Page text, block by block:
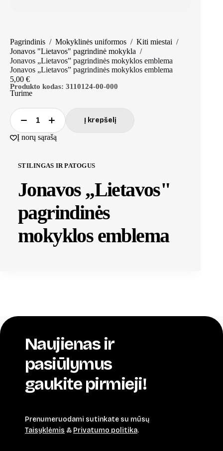
Pagrindinis / Mokyklinės uniformos / Kiti miestai /
Jonavos "Lietavos" pagrindinė mokykla /
Jonavos „Lietavos” pagrindinės mokyklos emblema
Jonavos „Lietavos” pagrindinės mokyklos emblema
Produkto kodas: 3110124-00-000
5,00 €
Turime
produkto
kiekis:
Jonavos
mokyklos
Į krepšelį
Į norų sąrašą
STILINGAS IR PATOGUS
Jonavos „Lietavos"
pagrindinės
mokyklos emblema
Naujienas ir
pasiūlymus
gaukite pirmieji!
Prenumeruodami sutinkate su mūsų
Taisyklėmis & Privatumo politika.